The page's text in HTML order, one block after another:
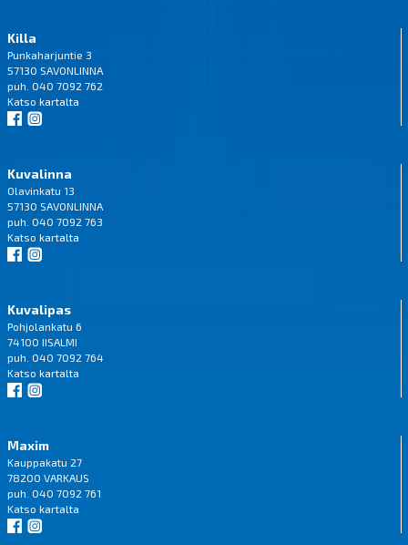
Killa
Punkaharjuntie 3
57130 SAVONLINNA
puh. 040 7092 762
Katso kartalta
Kuvalinna
Olavinkatu 13
57130 SAVONLINNA
puh. 040 7092 763
Katso kartalta
Kuvalipas
Pohjolankatu 6
74100 IISALMI
puh. 040 7092 764
Katso kartalta
Maxim
Kauppakatu 27
78200 VARKAUS
puh. 040 7092 761
Katso kartalta